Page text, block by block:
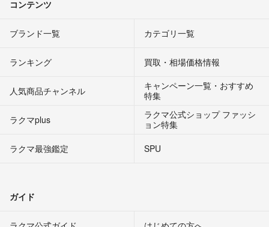
コンテンツ
ブランド一覧 カテゴリ一覧
ランキング 買取・相場価格情報
人気商品チャンネル
キャンペーン一覧・おすすめ
特集
ラクマplus
ラクマ公式ショップ ファッシ
ョン特集
ラクマ最強鑑定
SPU
ガイド